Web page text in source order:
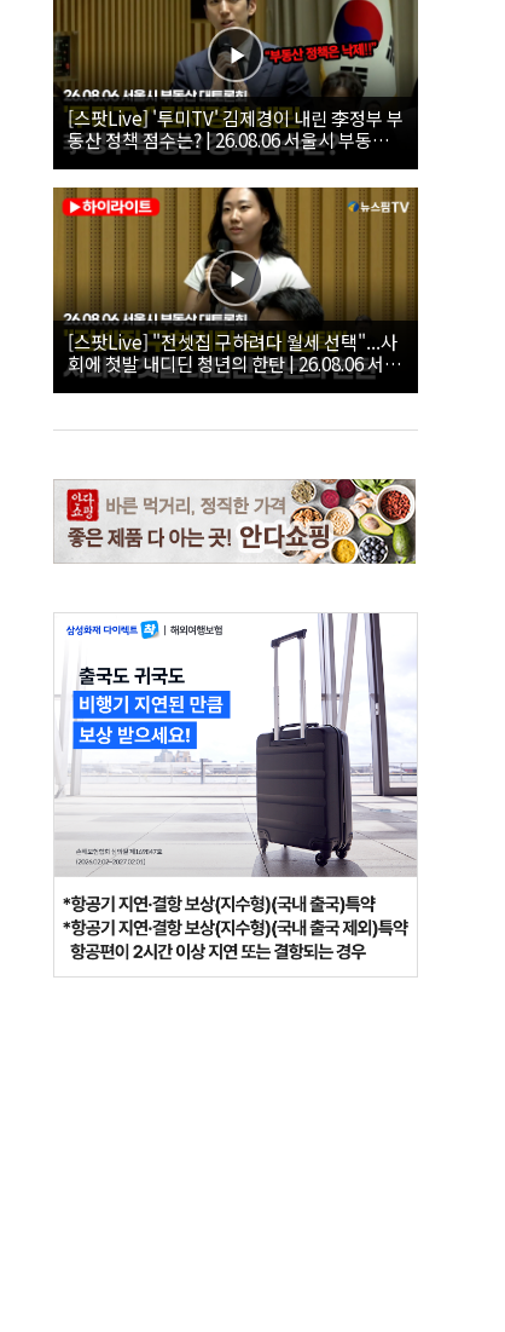
[스팟Live] '투미TV' 김제경이 내린 李정부 부
동산 정책 점수는? | 26.08.06 서울시 부동산
대토론회
[스팟Live] "전셋집 구하려다 월세 선택"...사
회에 첫발 내디딘 청년의 한탄 | 26.08.06 서울
시 부동산 대토론회